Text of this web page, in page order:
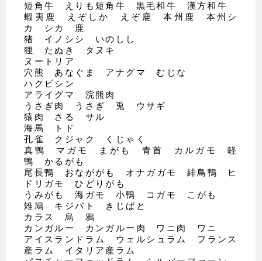
短角牛 えりも短角牛 黒毛和牛 漢方和牛
蝦夷鹿 えぞしか えぞ鹿 本州鹿 本州シ
カ シカ 鹿
猪 イノシシ いのしし
狸 たぬき タヌキ
ヌートリア
穴熊 あなぐま アナグマ むじな
ハクビシン
アライグマ 浣熊肉
うさぎ肉 うさぎ 兎 ウサギ
猿肉 さる サル
海馬 トド
孔雀 クジャク くじゃく
真鴨 マガモ まがも 青首 カルガモ 軽
鴨 かるがも
尾長鴨 おなががも オナガガモ 緋鳥鴨 ヒ
ドリガモ ひどりがも
うみがも 海ガモ 小鴨 コガモ こがも
雉鳩 キジバト きじばと
カラス 烏 鴉
カンガルー カンガルー肉 ワニ肉 ワニ
アイスランドラム ウェルシュラム フランス
産ラム イタリア産ラム